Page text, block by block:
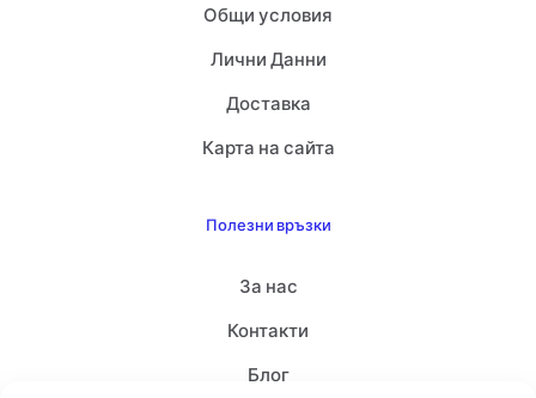
Общи условия
Лични Данни
Доставка
Карта на сайта
Полезни връзки
За нас
Контакти
Блог